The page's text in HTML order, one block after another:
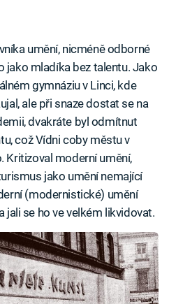
umění, nicméně odborné
jako mladíka bez talentu. Jako
gymnáziu v Linci, kde
ale při snaze dostat se na
dvakráte byl odmítnut
což Vídni coby městu v
Kritizoval moderní umění,
jako umění nemající
(modernistické) umění
jali se ho ve velkém likvidovat.